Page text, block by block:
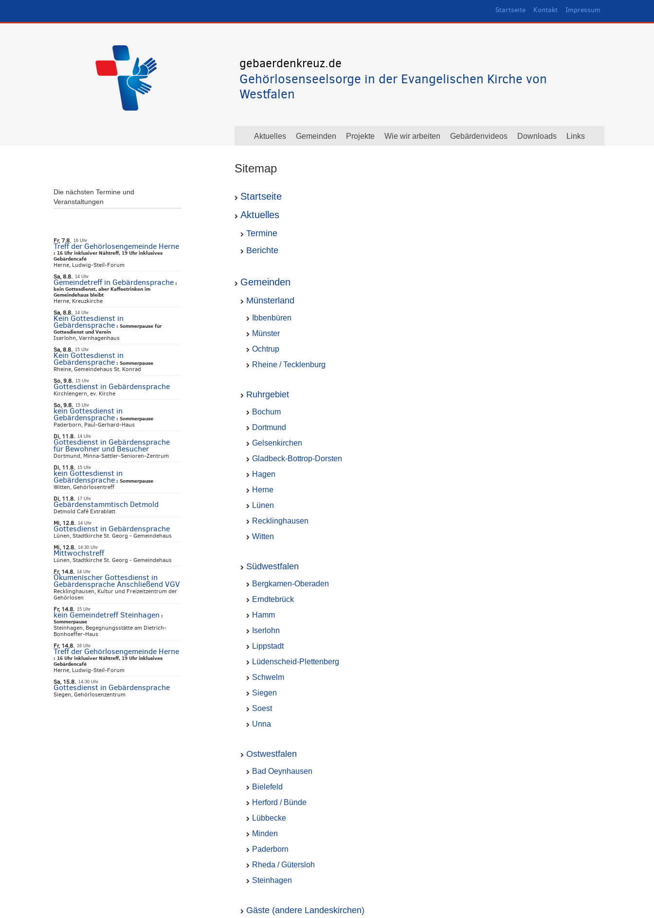
Startseite Kontakt Impressum
gebaerdenkreuz.de
Gehörlosenseelsorge in der Evangelischen Kirche von
Westfalen
Aktuelles Gemeinden Projekte Wie wir arbeiten Gebärdenvideos Downloads Links
Sitemap
Startseite
Aktuelles
Termine
Berichte
Gemeinden
Münsterland
Ibbenbüren
Münster
Ochtrup
Rheine / Tecklenburg
Ruhrgebiet
Bochum
Dortmund
Gelsenkirchen
Gladbeck-Bottrop-Dorsten
Hagen
Herne
Lünen
Recklinghausen
Witten
Südwestfalen
Bergkamen-Oberaden
Erndtebrück
Hamm
Iserlohn
Lippstadt
Lüdenscheid-Plettenberg
Schwelm
Siegen
Soest
Unna
Ostwestfalen
Bad Oeynhausen
Bielefeld
Herford / Bünde
Lübbecke
Minden
Paderborn
Rheda / Gütersloh
Steinhagen
Gäste (andere Landeskirchen)
Die nächsten Termine und
Veranstaltungen
Fr, 7.8. 16 Uhr
Treff der Gehörlosengemeinde Herne
: 16 Uhr inklusiver Nähtreff, 19 Uhr inklusives
Gebärdencafé
Herne, Ludwig-Steil-Forum
Sa, 8.8. 14 Uhr
Gemeindetreff in Gebärdensprache:
kein Gottesdienst, aber Kaffeetrinken im
Gemeindehaus bleibt
Herne, Kreuzkirche
Sa, 8.8. 14 Uhr
Kein Gottesdienst in
Gebärdensprache: Sommerpause für
Gottesdienst und Verein
Iserlohn, Varnhagenhaus
Sa, 8.8. 15 Uhr
Kein Gottesdienst in
Gebärdensprache: Sommerpause
Rheine, Gemeindehaus St. Konrad
So, 9.8. 15 Uhr
Gottesdienst in Gebärdensprache
Kirchlengern, ev. Kirche
So, 9.8. 15 Uhr
kein Gottesdienst in
Gebärdensprache: Sommerpause
Paderborn, Paul-Gerhard-Haus
Di, 11.8. 14 Uhr
Gottesdienst in Gebärdensprache
für Bewohner und Besucher
Dortmund, Minna-Sattler-Senioren-Zentrum
Di, 11.8. 15 Uhr
kein Gottesdienst in
Gebärdensprache: Sommerpause
Witten, Gehörlosentreff
Di, 11.8. 17 Uhr
Gebärdenstammtisch Detmold
Detmold Café Extrablatt
Mi, 12.8. 14 Uhr
Gottesdienst in Gebärdensprache
Lünen, Stadtkirche St. Georg - Gemeindehaus
Mi, 12.8. 14:30 Uhr
Mittwochstreff
Lünen, Stadtkirche St. Georg - Gemeindehaus
Fr, 14.8. 14 Uhr
Ökumenischer Gottesdienst in
Gebärdensprache Anschließend VGV
Recklinghausen, Kultur und Freizeitzentrum der
Gehörlosen
Fr, 14.8. 15 Uhr
kein Gemeindetreff Steinhagen :
Sommerpause
Steinhagen, Begegnungsstätte am Dietrich-
Bonhoeffer-Haus
Fr, 14.8. 16 Uhr
Treff der Gehörlosengemeinde Herne
: 16 Uhr inklusiver Nähtreff, 19 Uhr inklusives
Gebärdencafé
Herne, Ludwig-Steil-Forum
Sa, 15.8. 14:30 Uhr
Gottesdienst in Gebärdensprache
Siegen, Gehörlosenzentrum